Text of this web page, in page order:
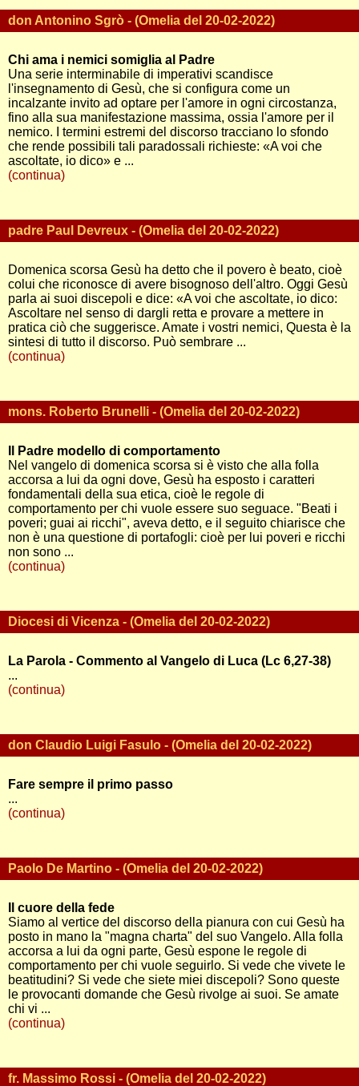
don Antonino Sgrò - (Omelia del 20-02-2022)
Chi ama i nemici somiglia al Padre
Una serie interminabile di imperativi scandisce
l'insegnamento di Gesù, che si configura come un
incalzante invito ad optare per l'amore in ogni circostanza,
fino alla sua manifestazione massima, ossia l'amore per il
nemico. I termini estremi del discorso tracciano lo sfondo
che rende possibili tali paradossali richieste: «A voi che
ascoltate, io dico» e ...
(continua)
padre Paul Devreux - (Omelia del 20-02-2022)
Domenica scorsa Gesù ha detto che il povero è beato, cioè
colui che riconosce di avere bisognoso dell'altro. Oggi Gesù
parla ai suoi discepoli e dice: «A voi che ascoltate, io dico:
Ascoltare nel senso di dargli retta e provare a mettere in
pratica ciò che suggerisce. Amate i vostri nemici, Questa è la
sintesi di tutto il discorso. Può sembrare ...
(continua)
mons. Roberto Brunelli - (Omelia del 20-02-2022)
Il Padre modello di comportamento
Nel vangelo di domenica scorsa si è visto che alla folla
accorsa a lui da ogni dove, Gesù ha esposto i caratteri
fondamentali della sua etica, cioè le regole di
comportamento per chi vuole essere suo seguace. "Beati i
poveri; guai ai ricchi", aveva detto, e il seguito chiarisce che
non è una questione di portafogli: cioè per lui poveri e ricchi
non sono ...
(continua)
Diocesi di Vicenza - (Omelia del 20-02-2022)
La Parola - Commento al Vangelo di Luca (Lc 6,27-38)
...
(continua)
don Claudio Luigi Fasulo - (Omelia del 20-02-2022)
Fare sempre il primo passo
...
(continua)
Paolo De Martino - (Omelia del 20-02-2022)
Il cuore della fede
Siamo al vertice del discorso della pianura con cui Gesù ha
posto in mano la "magna charta" del suo Vangelo. Alla folla
accorsa a lui da ogni parte, Gesù espone le regole di
comportamento per chi vuole seguirlo. Si vede che vivete le
beatitudini? Si vede che siete miei discepoli? Sono queste
le provocanti domande che Gesù rivolge ai suoi. Se amate
chi vi ...
(continua)
fr. Massimo Rossi - (Omelia del 20-02-2022)